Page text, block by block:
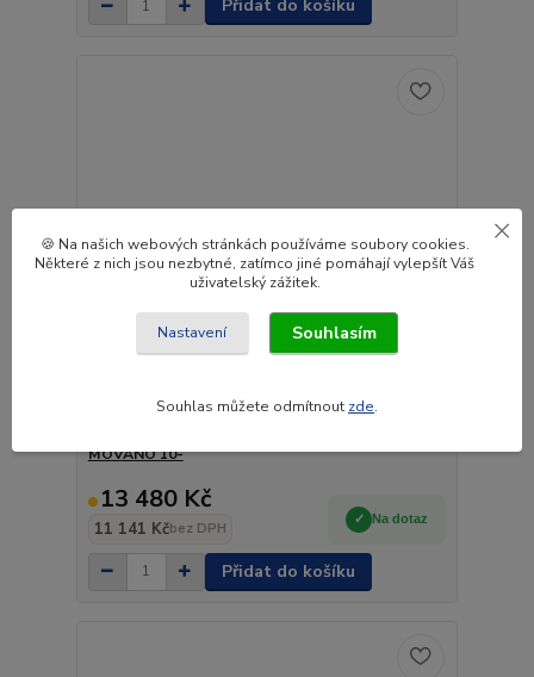
Přidat do košíku
MOVANO 10-
13 480 Kč
11 141 Kčbez DPH
Na dotaz
Přidat do košíku
🍪 Na našich webových stránkách používáme soubory cookies.
Některé z nich jsou nezbytné, zatímco jiné pomáhají vylepšít Váš
uživatelský zážitek.
Nastavení Souhlasím
Souhlas můžete odmítnout zde.